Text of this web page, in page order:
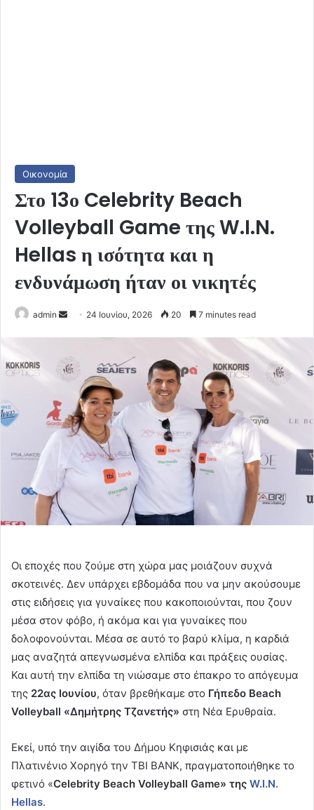
Οικονομία
Στο 13ο Celebrity Beach
Volleyball Game της W.I.N.
Hellas η ισότητα και η
ενδυνάμωση ήταν οι νικητές
admin
Send 24 Ιουνίου, 2026 20 7 minutes read
Οι εποχές που ζούμε στη χώρα μας μοιάζουν συχνά
σκοτεινές. Δεν υπάρχει εβδομάδα που να μην ακούσουμε
στις ειδήσεις για γυναίκες που κακοποιούνται, που ζουν
μέσα στον φόβο, ή ακόμα και για γυναίκες που
δολοφονούνται. Μέσα σε αυτό το βαρύ κλίμα, η καρδιά
μας αναζητά απεγνωσμένα ελπίδα και πράξεις ουσίας.
Και αυτή την ελπίδα τη νιώσαμε στο έπακρο το απόγευμα
της 22ας Ιουνίου, όταν βρεθήκαμε στο Γήπεδο Beach
Volleyball «Δημήτρης Τζανετής» στη Νέα Ερυθραία.
Εκεί, υπό την αιγίδα του Δήμου Κηφισιάς και με
Πλατινένιο Χορηγό την TBI BANK, πραγματοποιήθηκε το
φετινό «Celebrity Beach Volleyball Game» της W.I.N.
Hellas.